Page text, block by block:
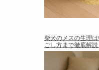
柴犬のメスの生理
ごし方まで徹底解説